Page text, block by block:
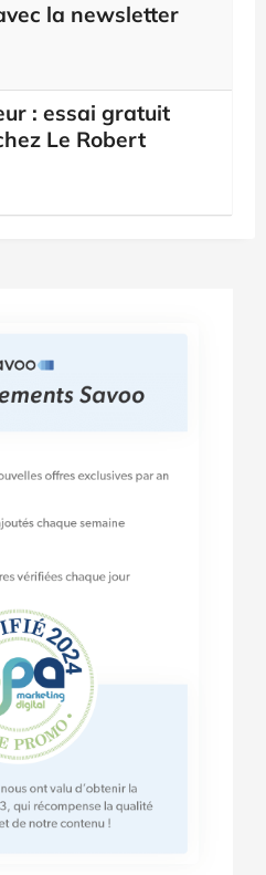
la newsletter
: essai gratuit
Le Robert